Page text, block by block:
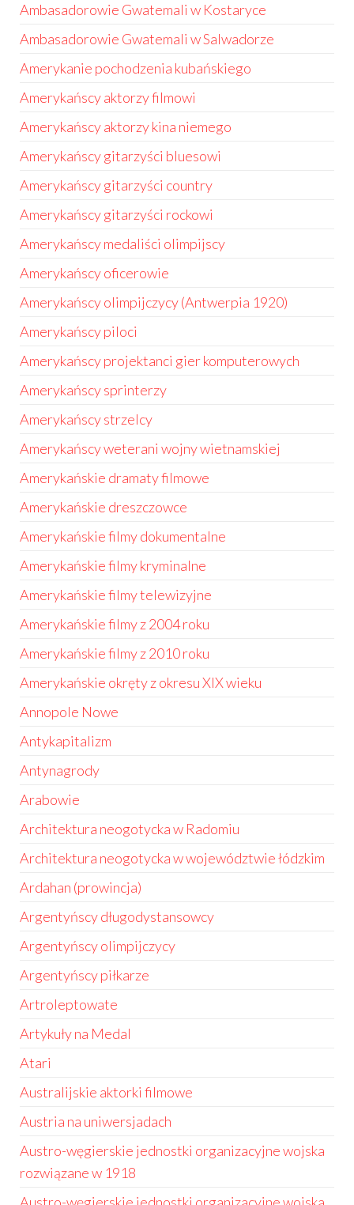
Ambasadorowie Gwatemali w Kostaryce
Ambasadorowie Gwatemali w Salwadorze
Amerykanie pochodzenia kubańskiego
Amerykańscy aktorzy filmowi
Amerykańscy aktorzy kina niemego
Amerykańscy gitarzyści bluesowi
Amerykańscy gitarzyści country
Amerykańscy gitarzyści rockowi
Amerykańscy medaliści olimpijscy
Amerykańscy oficerowie
Amerykańscy olimpijczycy (Antwerpia 1920)
Amerykańscy piloci
Amerykańscy projektanci gier komputerowych
Amerykańscy sprinterzy
Amerykańscy strzelcy
Amerykańscy weterani wojny wietnamskiej
Amerykańskie dramaty filmowe
Amerykańskie dreszczowce
Amerykańskie filmy dokumentalne
Amerykańskie filmy kryminalne
Amerykańskie filmy telewizyjne
Amerykańskie filmy z 2004 roku
Amerykańskie filmy z 2010 roku
Amerykańskie okręty z okresu XIX wieku
Annopole Nowe
Antykapitalizm
Antynagrody
Arabowie
Architektura neogotycka w Radomiu
Architektura neogotycka w województwie łódzkim
Ardahan (prowincja)
Argentyńscy długodystansowcy
Argentyńscy olimpijczycy
Argentyńscy piłkarze
Artroleptowate
Artykuły na Medal
Atari
Australijskie aktorki filmowe
Austria na uniwersjadach
Austro-węgierskie jednostki organizacyjne wojska
rozwiązane w 1918